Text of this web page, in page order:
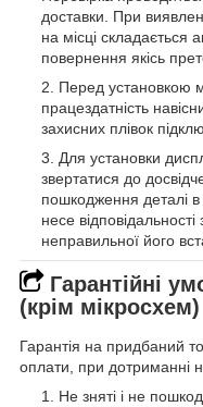
доставки. При
на місці складається
повернення якісь
Перед установкою
працездатність
захисних плівок
Для установки
звертатися до
пошкодження деталі
несе
неправильної його
Гарантійні
(крім мікросхем)
Гарантія на придбаний
оплати, при дотриманні
Не зняті і не